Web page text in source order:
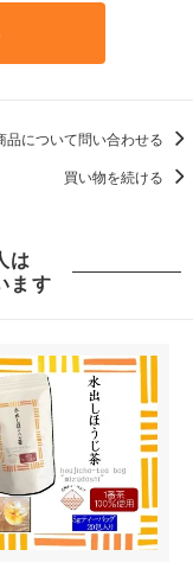
品について問い合わせる
買い物を続ける
は
ます